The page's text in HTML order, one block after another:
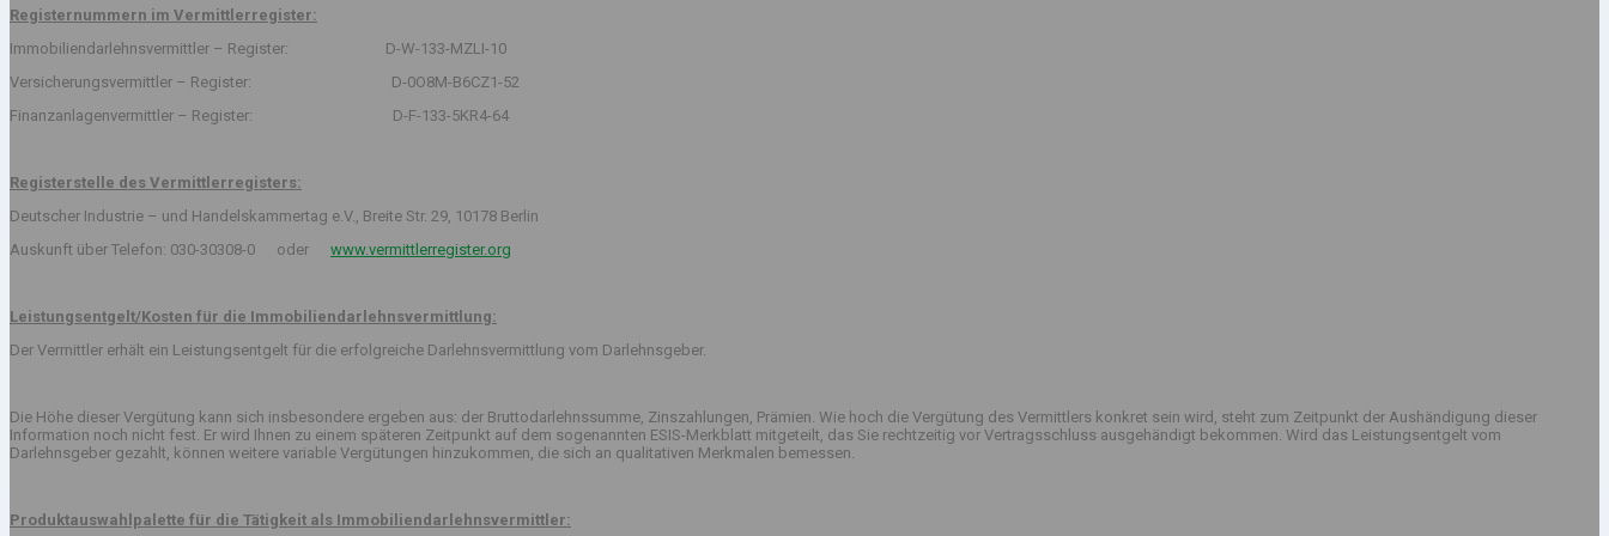
Registernummern im Vermittlerregister:
Immobiliendarlehnsvermittler – Register: D-W-133-MZLI-10
Versicherungsvermittler – Register: D-0O8M-B6CZ1-52
Finanzanlagenvermittler – Register: D-F-133-5KR4-64
Registerstelle des Vermittlerregisters:
Deutscher Industrie – und Handelskammertag e.V., Breite Str. 29, 10178 Berlin
Auskunft über Telefon: 030-30308-0 oder www.vermittlerregister.org
Leistungsentgelt/Kosten für die Immobiliendarlehnsvermittlung:
Der Vermittler erhält ein Leistungsentgelt für die erfolgreiche Darlehnsvermittlung vom Darlehnsgeber.
Die Höhe dieser Vergütung kann sich insbesondere ergeben aus: der Bruttodarlehnssumme, Zinszahlungen, Prämien. Wie hoch die Vergütung des Vermittlers konkret sein wird, steht zum Zeitpunkt der Aushändigung dieser
Information noch nicht fest. Er wird Ihnen zu einem späteren Zeitpunkt auf dem sogenannten ESIS-Merkblatt mitgeteilt, das Sie rechtzeitig vor Vertragsschluss ausgehändigt bekommen. Wird das Leistungsentgelt vom
Darlehnsgeber gezahlt, können weitere variable Vergütungen hinzukommen, die sich an qualitativen Merkmalen bemessen.
Produktauswahlpalette für die Tätigkeit als Immobiliendarlehnsvermittler: